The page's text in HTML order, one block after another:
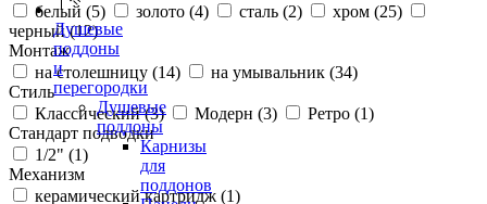
Душевые
поддоны
и
перегородки
Душевые
поддоны
Карнизы
для
поддонов
белый (5) золото (4) сталь (2) хром (25)
черный (12)
Монтаж
на столешницу (14) на умывальник (34)
Стиль
Классический (3) Модерн (3) Ретро (1)
Стандарт подводки
1/2" (1)
Механизм
керамический картридж (1)